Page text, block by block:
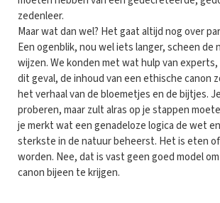
zedenleer.
Maar wat dan wel? Het gaat altijd nog over
Een ogenblik, nou wel iets langer, scheen de
wijzen. We konden met wat hulp van
dit geval, de inhoud van een ethische canon
het verhaal van de bloemetjes en de bijtjes.
proberen, maar zult alras op je stappen
je merkt wat een genadeloze logica de wet
sterkste in de natuur beheerst. Het is eten
worden. Nee, dat is vast geen goed model
canon bijeen te krijgen.